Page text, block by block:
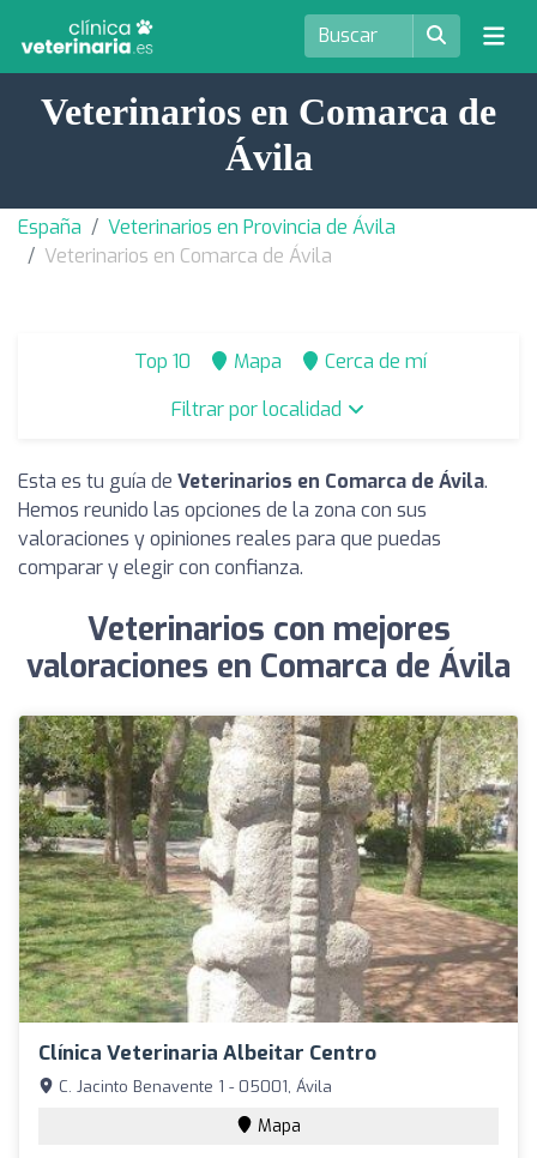
Veterinarios en Comarca de
Ávila
España
Veterinarios en Provincia de Ávila
Veterinarios en Comarca de Ávila
Top 10 Mapa
Cerca de mí
Filtrar por localidad
Esta es tu guía de Veterinarios en Comarca de Ávila.
Hemos reunido las opciones de la zona con sus
valoraciones y opiniones reales para que puedas
comparar y elegir con confianza.
Veterinarios con mejores
valoraciones en Comarca de Ávila
Clínica Veterinaria Albeitar Centro
C. Jacinto Benavente 1 - 05001, Ávila
Mapa